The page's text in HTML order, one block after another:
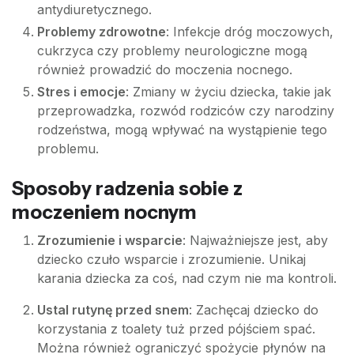
antydiuretycznego.
Problemy zdrowotne: Infekcje dróg moczowych,
cukrzyca czy problemy neurologiczne mogą
również prowadzić do moczenia nocnego.
Stres i emocje: Zmiany w życiu dziecka, takie jak
przeprowadzka, rozwód rodziców czy narodziny
rodzeństwa, mogą wpływać na wystąpienie tego
problemu.
Sposoby radzenia sobie z
moczeniem nocnym
Zrozumienie i wsparcie: Najważniejsze jest, aby
dziecko czuło wsparcie i zrozumienie. Unikaj
karania dziecka za coś, nad czym nie ma kontroli.
Ustal rutynę przed snem: Zachęcaj dziecko do
korzystania z toalety tuż przed pójściem spać.
Można również ograniczyć spożycie płynów na